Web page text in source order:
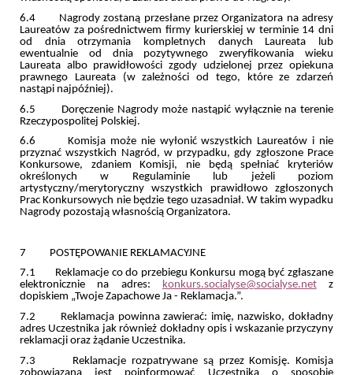
6.4 Nagrody zostaną przesłane przez Organizatora na adresy
Laureatów za pośrednictwem firmy kurierskiej w terminie 14 dni
od dnia otrzymania kompletnych danych Laureata lub
ewentualnie od dnia pozytywnego zweryfikowania wieku
Laureata albo prawidłowości zgody udzielonej przez opiekuna
prawnego Laureata (w zależności od tego, które ze zdarzeń
nastąpi najpóźniej).
6.5 Doręczenie Nagrody może nastąpić wyłącznie na terenie
Rzeczypospolitej Polskiej.
6.6 Komisja może nie wyłonić wszystkich Laureatów i nie
przyznać wszystkich Nagród, w przypadku, gdy zgłoszone Prace
Konkursowe, zdaniem Komisji, nie będą spełniać kryteriów
określonych w Regulaminie lub jeżeli poziom
artystyczny/merytoryczny wszystkich prawidłowo zgłoszonych
Prac Konkursowych nie będzie tego uzasadniał. W takim wypadku
Nagrody pozostają własnością Organizatora.
7 POSTĘPOWANIE REKLAMACYJNE
7.1 Reklamacje co do przebiegu Konkursu mogą być zgłaszane
elektronicznie na adres: konkurs.socialyse@socialyse.netz
dopiskiem „Twoje Zapachowe Ja - Reklamacja.”.
7.2 Reklamacja powinna zawierać: imię, nazwisko, dokładny
adres Uczestnika jak również dokładny opis i wskazanie przyczyny
reklamacji oraz żądanie Uczestnika.
7.3 Reklamacje rozpatrywane są przez Komisję. Komisja